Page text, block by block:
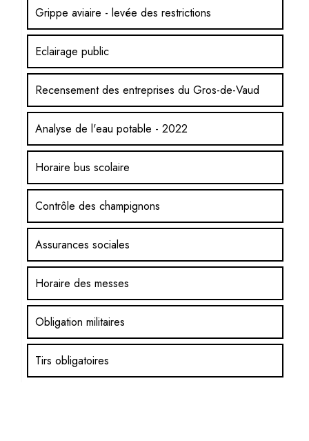
Grippe aviaire - levée des restrictions
Eclairage public
Recensement des entreprises du Gros-de-Vaud
Analyse de l'eau potable - 2022
Horaire bus scolaire
Contrôle des champignons
Assurances sociales
Horaire des messes
Obligation militaires
Tirs obligatoires